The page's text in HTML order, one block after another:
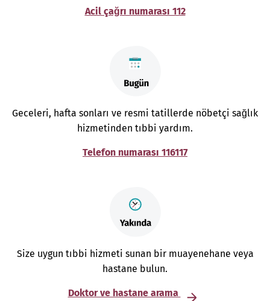
Acil çağrı numarası 112
Geceleri, hafta sonları ve resmi tatillerde nöbetçi sağlık
hizmetinden tıbbi yardım.
Telefon numarası 116117
Size uygun tıbbi hizmeti sunan bir muayenehane veya
hastane bulun.
Doktor ve hastane arama